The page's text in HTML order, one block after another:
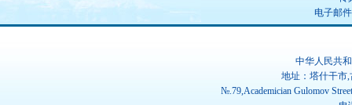
电子邮件
中华人民共
地址：塔什干市
№.79,Academician Gulomov